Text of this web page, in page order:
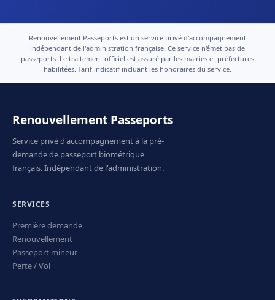
Renouvellement Passeports est un service privé d'accompagnement
indépendant de l'administration française. Ce service n'émet pas de
passeports. Le traitement officiel est assuré par les mairies et préfectures
habilitées. Tarif indicatif incluant les honoraires du service.
Renouvellement Passeports
Service privé d'accompagnement à la pré-
demande de passeport biométrique
français. Indépendant de l'administration.
SERVICES
Première demande
Renouvellement
Passeport mineur
Perte / Vol